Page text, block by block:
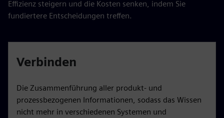
Effizienz steigern und die Kosten senken, indem Sie
fundiertere Entscheidungen treffen.
Verbinden
Die Zusammenführung aller produkt- und
prozessbezogenen Informationen, sodass das Wissen
nicht mehr in verschiedenen Systemen und